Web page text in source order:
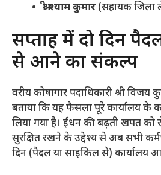
श्री श्याम कुमार (सहायक जिला
​सप्ताह में दो दिन
से आने का संकल्प
​वरीय कोषागार पदाधिकारी श्री
बताया कि यह फैसला पूरे कार्यालय के
लिया गया है। ईंधन की बढ़ती खपत को
सुरक्षित रखने के उद्देश्य से अब सभी
दिन (पैदल या साइकिल से) कार्यालय